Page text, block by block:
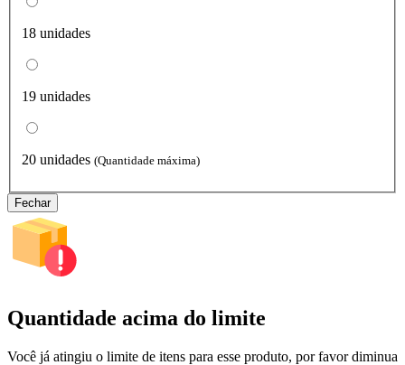
18 unidades
19 unidades
20 unidades (Quantidade máxima)
Fechar
Quantidade acima do limite
Você já atingiu o limite de itens para esse produto, por favor diminua